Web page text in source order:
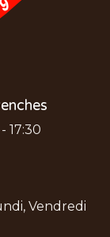
17:30
Vendredi